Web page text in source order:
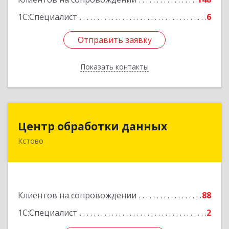
1С:Специалист
6
Отправить заявку
Показать контакты
Отправить заявку
Назад
Центр обработки данных
Кстово
Клиентов на сопровождении
88
1С:Специалист
2
Центр обработки данных
607650, Нижегородская обл, Кстово г, Победы